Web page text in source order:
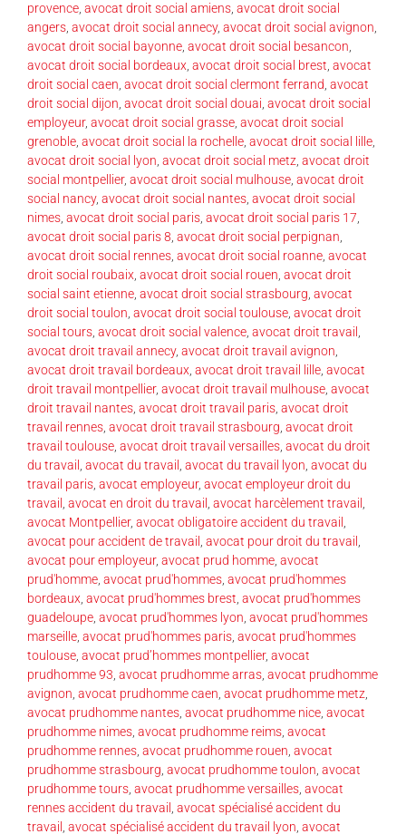
provence, avocat droit social amiens, avocat droit social
angers, avocat droit social annecy, avocat droit social avignon,
avocat droit social bayonne, avocat droit social besancon,
avocat droit social bordeaux, avocat droit social brest, avocat
droit social caen, avocat droit social clermont ferrand, avocat
droit social dijon, avocat droit social douai, avocat droit social
employeur, avocat droit social grasse, avocat droit social
grenoble, avocat droit social la rochelle, avocat droit social lille,
avocat droit social lyon, avocat droit social metz, avocat droit
social montpellier, avocat droit social mulhouse, avocat droit
social nancy, avocat droit social nantes, avocat droit social
nimes, avocat droit social paris, avocat droit social paris 17,
avocat droit social paris 8, avocat droit social perpignan,
avocat droit social rennes, avocat droit social roanne, avocat
droit social roubaix, avocat droit social rouen, avocat droit
social saint etienne, avocat droit social strasbourg, avocat
droit social toulon, avocat droit social toulouse, avocat droit
social tours, avocat droit social valence, avocat droit travail ,
avocat droit travail annecy, avocat droit travail avignon,
avocat droit travail bordeaux, avocat droit travail lille, avocat
droit travail montpellier, avocat droit travail mulhouse, avocat
droit travail nantes, avocat droit travail paris, avocat droit
travail rennes, avocat droit travail strasbourg, avocat droit
travail toulouse, avocat droit travail versailles, avocat du droit
du travail , avocat du travail , avocat du travail lyon, avocat du
travail paris, avocat employeur, avocat employeur droit du
travail , avocat en droit du travail , avocat harcèlement travail ,
avocat Montpellier, avocat obligatoire accident du travail ,
avocat pour accident de travail , avocat pour droit du travail ,
avocat pour employeur, avocat prud homme, avocat
prud'homme, avocat prud'hommes, avocat prud'hommes
bordeaux, avocat prud'hommes brest, avocat prud'hommes
guadeloupe, avocat prud'hommes lyon, avocat prud'hommes
marseille, avocat prud'hommes paris, avocat prud'hommes
toulouse, avocat prud’hommes montpellier, avocat
prudhomme 93, avocat prudhomme arras, avocat prudhomme
avignon, avocat prudhomme caen, avocat prudhomme metz,
avocat prudhomme nantes, avocat prudhomme nice, avocat
prudhomme nimes, avocat prudhomme reims, avocat
prudhomme rennes, avocat prudhomme rouen, avocat
prudhomme strasbourg, avocat prudhomme toulon, avocat
prudhomme tours, avocat prudhomme versailles, avocat
rennes accident du travail , avocat spécialisé accident du
travail , avocat spécialisé accident du travail lyon, avocat